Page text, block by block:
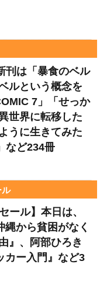
刊は「暴食のベル
ルという概念を
7」「せっか
世界に転移した
うに生きてみた
など234冊
ール】本日は、
から貧困がなく
』、阿部ひろき
カー入門』など3